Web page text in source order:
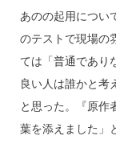
あのの起用につい
のテストで現場の
ては「普通であり
良い人は誰かと考
と思った。『原作
葉を添えました」